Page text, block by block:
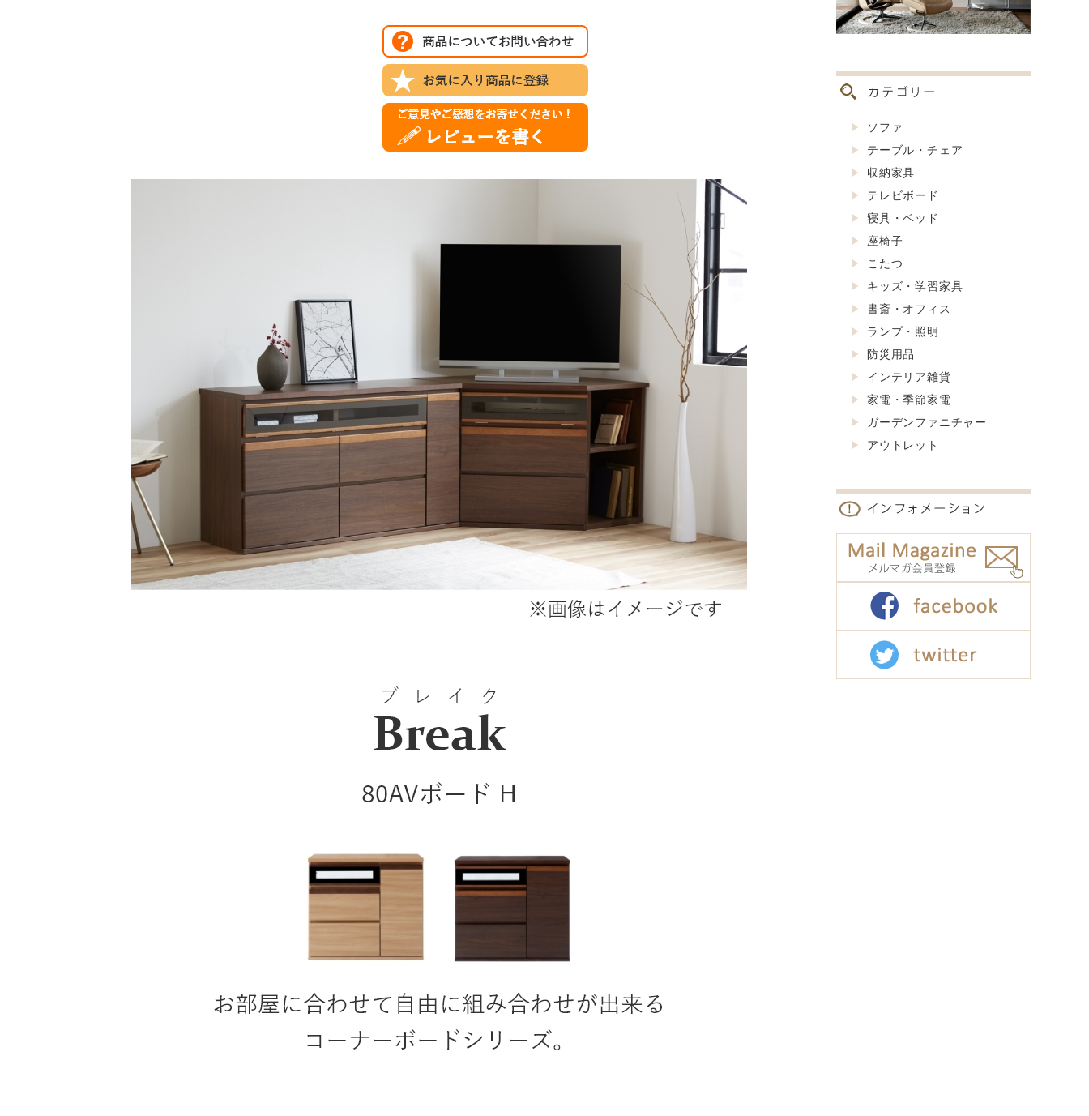
ソファ
テーブル・チェア
収納家具
テレビボード
寝具・ベッド
座椅子
こたつ
キッズ・学習家具
書斎・オフィス
ランプ・照明
防災用品
インテリア雑貨
家電・季節家電
ガーデンファニチャー
アウトレット